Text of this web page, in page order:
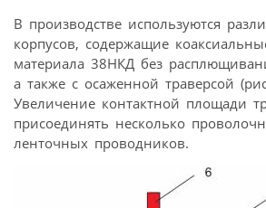
В производстве используются
корпусов, содержащие
материала 38НКД без
а также с осаженной траверсой
Увеличение контактной площади
присоединять несколько
ленточных проводников.